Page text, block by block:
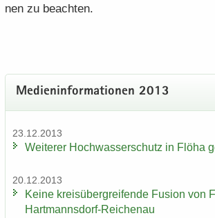
nen zu be­ach­ten.
Me­di­en­in­for­ma­tio­nen 2013
23.12.2013
Wei­te­rer Hoch­was­ser­schutz in Flöha
20.12.2013
Keine kreis­über­grei­fen­de Fu­si­on von
Hartmannsdorf-​Reichenau